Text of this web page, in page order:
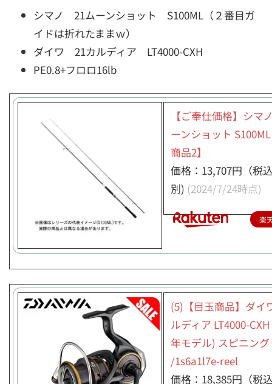
シマノ 21ムーンショット S100ML（２番目ガ
イドは折れたままｗ）
ダイワ 21カルディア LT4000-CXH
PE0.8+フロロ16lb
【ご奉仕価格】シマ
ーンショット
商品2】
価格：13,707円（税
別) (2024/7/24時点)
楽
(5)【目玉商品】ダイ
ルディア LT4000-
年モデル) スピニン
/1s6a1l7e-reel
価格：18,385円（税